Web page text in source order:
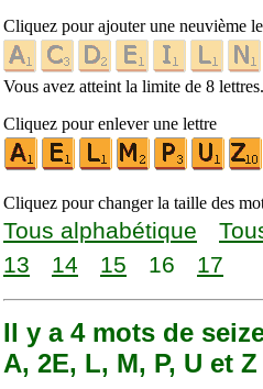
Cliquez pour ajouter une neuvième
Vous avez atteint la limite de 8 lettres.
Cliquez pour enlever une lettre
Cliquez pour changer la taille des
Tous alphabétique
13
14 15 16 17
Il y a 4 mots de
A, 2E, L, M, P, U et Z